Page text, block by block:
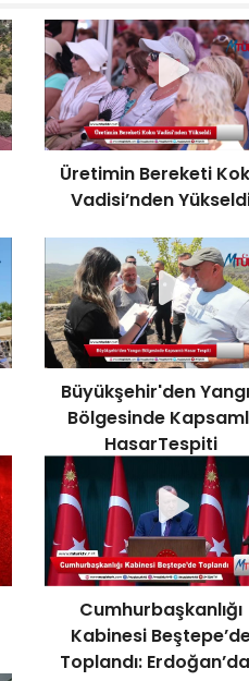
Üretimin Bereketi
Vadisi’nden
Büyükşehir'den
Bölgesinde
HasarTespiti
Cumhurbaşkanlığı
Kabinesi
Toplandı: